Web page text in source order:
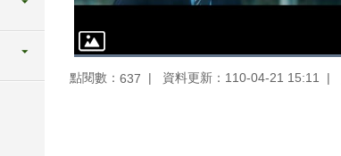
點閱數： 637 資料更新：110-04-21 15:11